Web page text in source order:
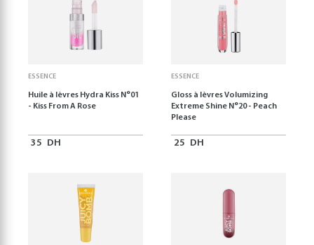
ESSENCE
Huile à lèvres Hydra Kiss N°01
- Kiss From A Rose
35 DH
ESSENCE
Gloss à lèvres Volumizing
Extreme Shine N°20 - Peach
Please
25 DH